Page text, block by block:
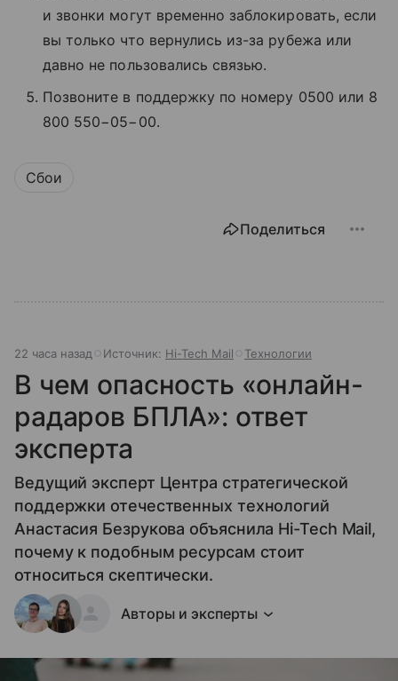
и звонки могут временно заблокировать, если
вы только что вернулись из-за рубежа или
давно не пользовались связью.
Позвоните в поддержку по номеру 0500 или 8
800 550−05−00.
Сбои
Поделиться
22 часа назад Источник: Hi-Tech Mail Технологии
В чем опасность «онлайн-
радаров БПЛА»: ответ
эксперта
Ведущий эксперт Центра стратегической
поддержки отечественных технологий
Анастасия Безрукова объяснила Hi-Tech Mail,
почему к подобным ресурсам стоит
относиться скептически.
Авторы и эксперты